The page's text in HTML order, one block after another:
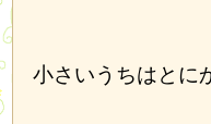
小さいうちはとに